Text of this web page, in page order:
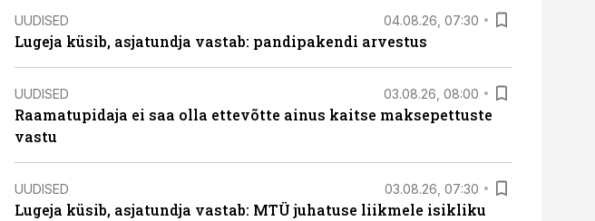
UUDISED 04.08.26, 07:30
Lugeja küsib, asjatundja vastab: pandipakendi arvestus
UUDISED 03.08.26, 08:00
Raamatupidaja ei saa olla ettevõtte ainus kaitse maksepettuste
vastu
UUDISED 03.08.26, 07:30
Lugeja küsib, asjatundja vastab: MTÜ juhatuse liikmele isikliku